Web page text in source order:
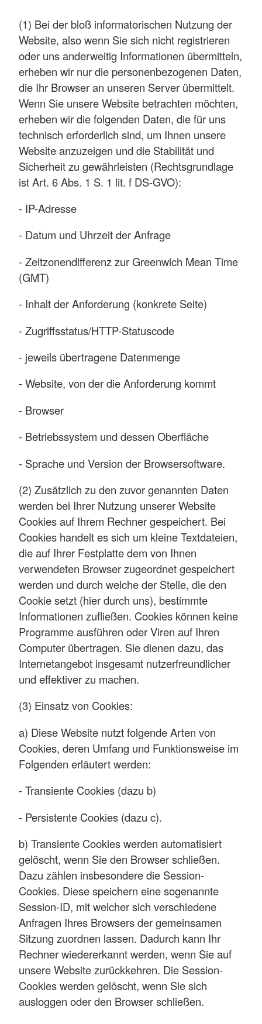
(1) Bei der bloß informatorischen Nutzung der
Website, also wenn Sie sich nicht registrieren
oder uns anderweitig Informationen übermitteln,
erheben wir nur die personenbezogenen Daten,
die Ihr Browser an unseren Server übermittelt.
Wenn Sie unsere Website betrachten möchten,
erheben wir die folgenden Daten, die für uns
technisch erforderlich sind, um Ihnen unsere
Website anzuzeigen und die Stabilität und
Sicherheit zu gewährleisten (Rechtsgrundlage
ist Art. 6 Abs. 1 S. 1 lit. f DS-GVO):
- IP-Adresse
- Datum und Uhrzeit der Anfrage
- Zeitzonendifferenz zur Greenwich Mean Time
(GMT)
- Inhalt der Anforderung (konkrete Seite)
- Zugriffsstatus/HTTP-Statuscode
- jeweils übertragene Datenmenge
- Website, von der die Anforderung kommt
- Browser
- Betriebssystem und dessen Oberfläche
- Sprache und Version der Browsersoftware.
(2) Zusätzlich zu den zuvor genannten Daten
werden bei Ihrer Nutzung unserer Website
Cookies auf Ihrem Rechner gespeichert. Bei
Cookies handelt es sich um kleine Textdateien,
die auf Ihrer Festplatte dem von Ihnen
verwendeten Browser zugeordnet gespeichert
werden und durch welche der Stelle, die den
Cookie setzt (hier durch uns), bestimmte
Informationen zufließen. Cookies können keine
Programme ausführen oder Viren auf Ihren
Computer übertragen. Sie dienen dazu, das
Internetangebot insgesamt nutzerfreundlicher
und effektiver zu machen.
(3) Einsatz von Cookies:
a) Diese Website nutzt folgende Arten von
Cookies, deren Umfang und Funktionsweise im
Folgenden erläutert werden:
- Transiente Cookies (dazu b)
- Persistente Cookies (dazu c).
b) Transiente Cookies werden automatisiert
gelöscht, wenn Sie den Browser schließen.
Dazu zählen insbesondere die Session-
Cookies. Diese speichern eine sogenannte
Session-ID, mit welcher sich verschiedene
Anfragen Ihres Browsers der gemeinsamen
Sitzung zuordnen lassen. Dadurch kann Ihr
Rechner wiedererkannt werden, wenn Sie auf
unsere Website zurückkehren. Die Session-
Cookies werden gelöscht, wenn Sie sich
ausloggen oder den Browser schließen.